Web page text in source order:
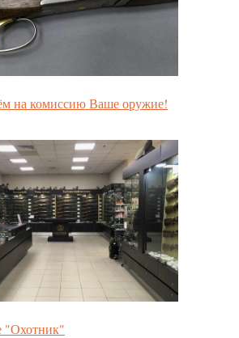
на комиссию Ваше оружие!
"Охотник"